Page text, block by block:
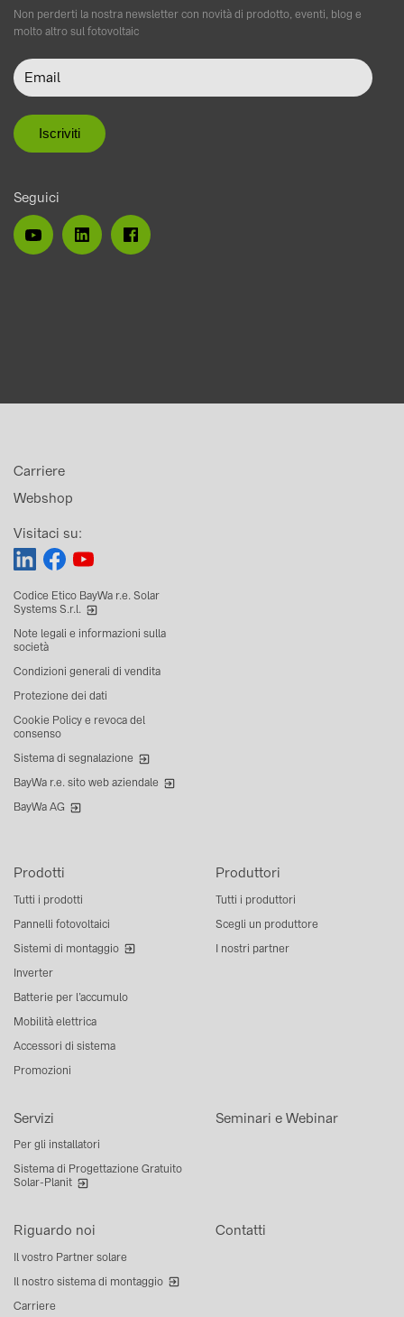
Non perderti la nostra newsletter con novità di prodotto, eventi, blog e
molto altro sul fotovoltaic
Seguici
Prodotti
Tutti i prodotti
Pannelli fotovoltaici
Sistemi di montaggio
Inverter
Batterie per l’accumulo
Mobilità elettrica
Accessori di sistema
Promozioni
Produttori
Tutti i produttori
Scegli un produttore
I nostri partner
Servizi
Per gli installatori
Sistema di Progettazione Gratuito
Solar-Planit
Seminari e Webinar
Riguardo noi
Il vostro Partner solare
Il nostro sistema di montaggio
Carriere
Contatti
Webshop
Carriere
Visitaci su:
Codice Etico BayWa r.e. Solar
Systems S.r.l.
Note legali e informazioni sulla
società
Condizioni generali di vendita
Protezione dei dati
Cookie Policy e revoca del
consenso
Sistema di segnalazione
BayWa r.e. sito web aziendale
BayWa AG